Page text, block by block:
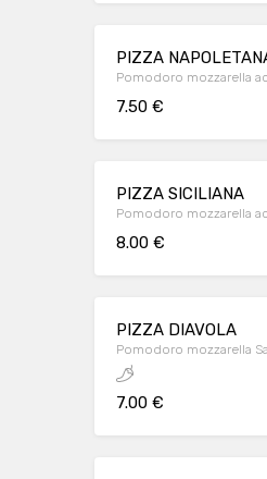
PIZZA
Pomodoro mozzarella
7.50 €
PIZZA SICILIANA
Pomodoro mozzarella
8.00 €
PIZZA DIAVOLA
Pomodoro mozzarella
7.00 €